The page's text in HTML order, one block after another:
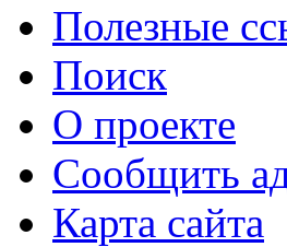
Полезные
Поиск
О проекте
Сообщить
Карта сайта